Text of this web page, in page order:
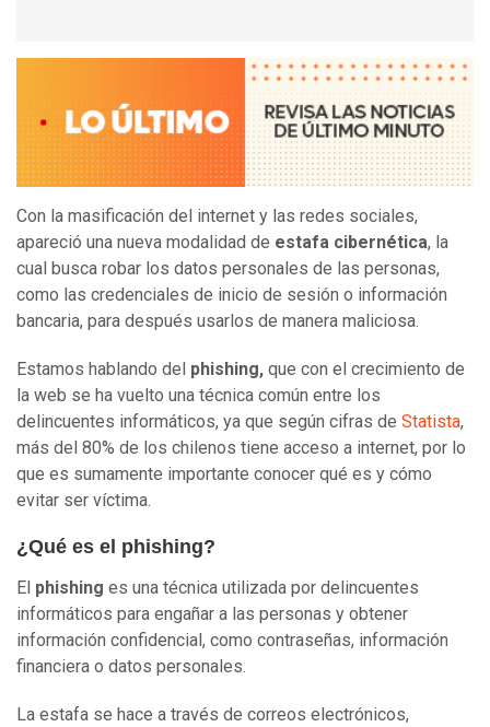
Con la masificación del internet y las redes sociales,
apareció una nueva modalidad de estafa cibernética, la
cual busca robar los datos personales de las personas,
como las credenciales de inicio de sesión o información
bancaria, para después usarlos de manera maliciosa.
Estamos hablando del phishing, que con el crecimiento de
la web se ha vuelto una técnica común entre los
delincuentes informáticos, ya que según cifras de Statista,
más del 80% de los chilenos tiene acceso a internet, por lo
que es sumamente importante conocer qué es y cómo
evitar ser víctima.
¿Qué es el phishing?
El phishing es una técnica utilizada por delincuentes
informáticos para engañar a las personas y obtener
información confidencial, como contraseñas, información
financiera o datos personales.
La estafa se hace a través de correos electrónicos,